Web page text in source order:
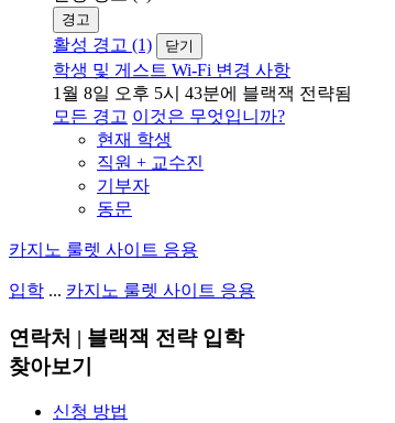
경고
활성 경고 (1) 닫기
학생 및 게스트 Wi-Fi 변경 사항
1월 8일 오후 5시 43분에 블랙잭 전략됨
모든 경고 이것은 무엇입니까?
현재 학생
직원 + 교수진
기부자
동문
카지노 룰렛 사이트 응용
입학 ... 카지노 룰렛 사이트 응용
연락처 | 블랙잭 전략 입학
찾아보기
신청 방법